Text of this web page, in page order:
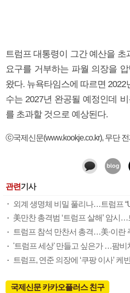
트럼프 대통령이 그간 예산을
요구를 거부하는 파월 의장을
왔다. 뉴욕타임스에 따르면 2022
수는 2027년 완공될 예정인데
를 초과할 것으로 예상된다.
ⓒ국제신문(www.kookje.co.kr), 무단
관련기사
美만찬 총격범 ‘트럼프 살해’ 암시…
트럼프 참석 만찬서 총격…美·이란
트럼프, 연준 의장에 ‘쿠팡 이사’ 케
국제신문 카카오플러스 친구